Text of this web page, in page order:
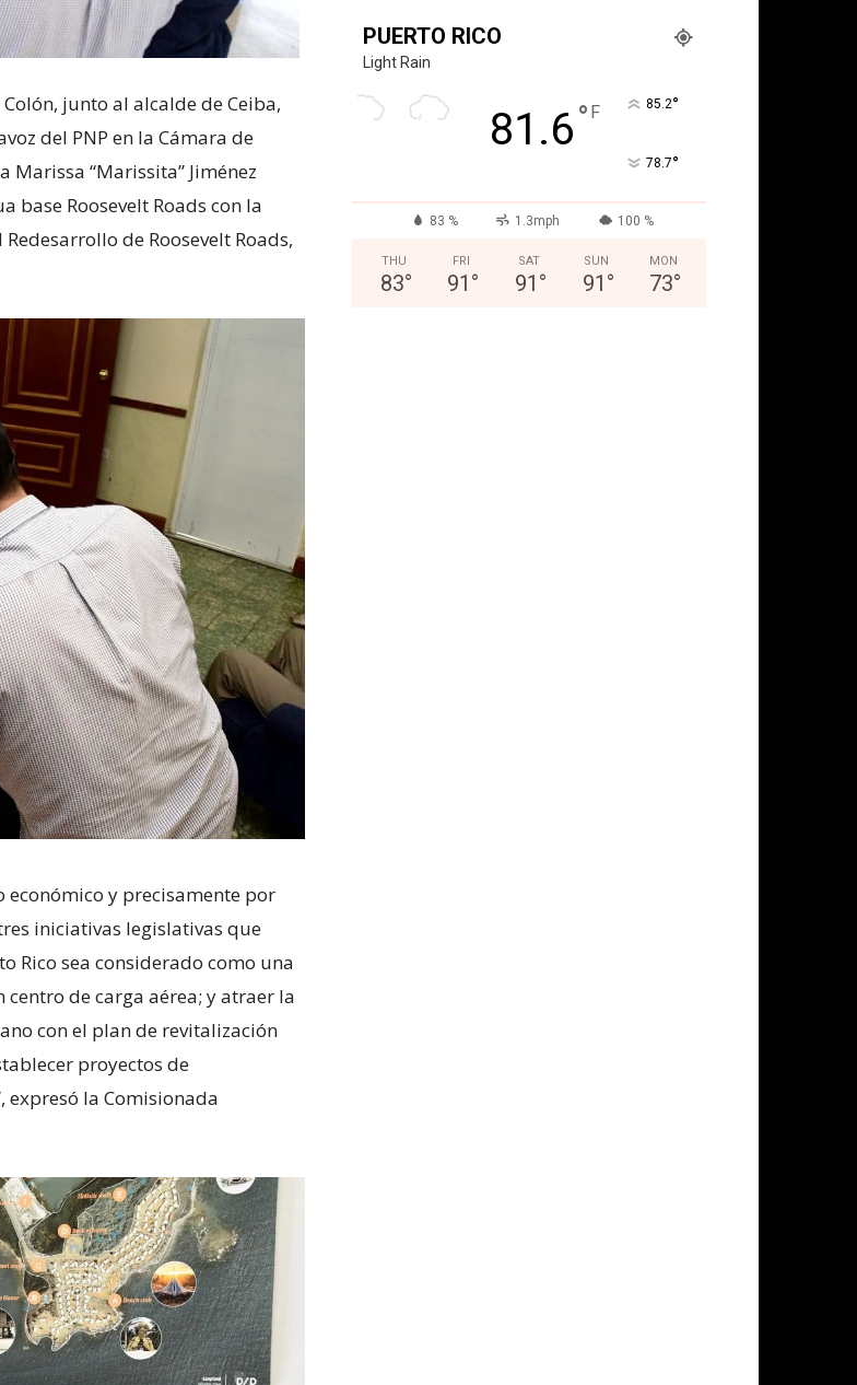
junto al alcalde de Ceiba,
del PNP en la Cámara de
Marissa “Marissita” Jiménez
base Roosevelt Roads con la
de Roosevelt Roads,
y precisamente por
iniciativas legislativas que
Rico sea considerado como una
de carga aérea; y atraer la
con el plan de revitalización
proyectos de
la Comisionada
PUERTO RICO
Light Rain
81.6° F 85.2°
78.7°
83 % 1.3mph 100 %
THU
83°
FRI
91 °
SAT
91 °
SUN
91 °
MON
73°